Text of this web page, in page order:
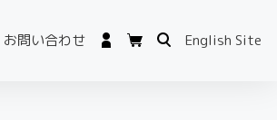
お問い合わせ English Site